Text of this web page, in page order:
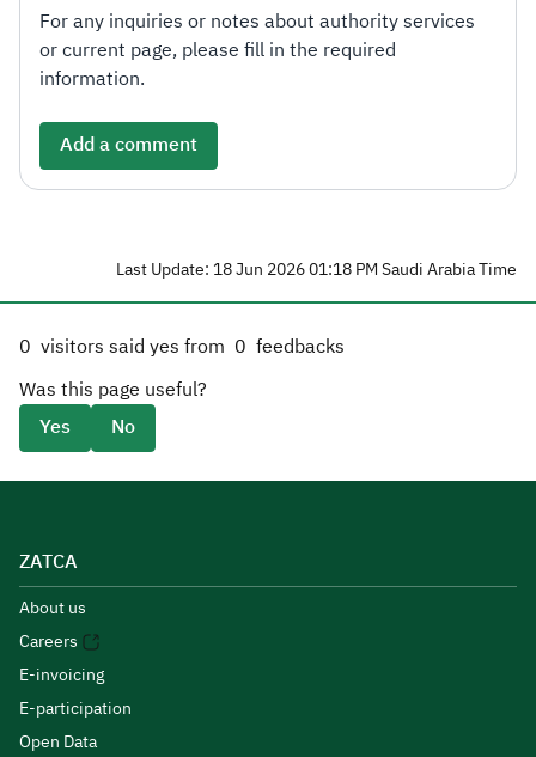
For any inquiries or notes about authority services
or current page, please fill in the required
information.
Add a comment
Last Update: 18 Jun 2026 01:18 PM Saudi Arabia Time
0 visitors said yes from 0 feedbacks
Was this page useful?
Yes
No
ZATCA
About us
Careers
E-invoicing
E-participation
Open Data